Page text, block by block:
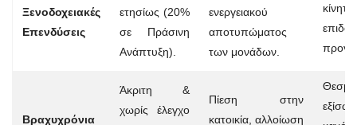
Ξενοδοχειακές
Επενδύσεις
ετησίως (20%
σε Πράσινη
Ανάπτυξη).
ενεργειακού
αποτυπώματος
των μονάδων.
Βραχυχρόνια
Άκριτη &
χωρίς έλεγχο
Πίεση στην
κατοικία, αλλοίωση